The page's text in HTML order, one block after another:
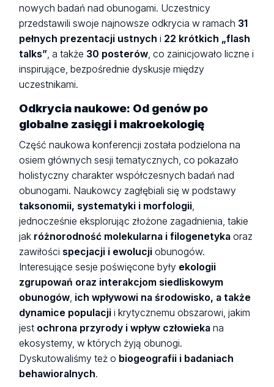
nowych badań nad obunogami. Uczestnicy
przedstawili swoje najnowsze odkrycia w ramach 31
pełnych prezentacji ustnych i 22 krótkich „flash
talks”, a także 30 posterów, co zainicjowało liczne i
inspirujące, bezpośrednie dyskusje między
uczestnikami.
Odkrycia naukowe: Od genów po
globalne zasięgi i makroekologię
Część naukowa konferencji została podzielona na
osiem głównych sesji tematycznych, co pokazało
holistyczny charakter współczesnych badań nad
obunogami. Naukowcy zagłębiali się w podstawy
taksonomii, systematyki i morfologii
jednocześnie eksplorując złożone zagadnienia, takie
jak różnorodność molekularna i filogenetyka oraz
zawiłości specjacji i ewolucjiobunogów.
Interesujące sesje poświęcone były ekologii
zgrupowań oraz interakcjom siedliskowym
obunogów ich wpływowi na środowisko, a także
dynamice populacji i krytycznemu obszarowi, jakim
jest ochrona przyrody i wpływ człowiekana
ekosystemy, w których żyją obunogi.
Dyskutowaliśmy też o biogeografii i badaniach
behawioralnych.